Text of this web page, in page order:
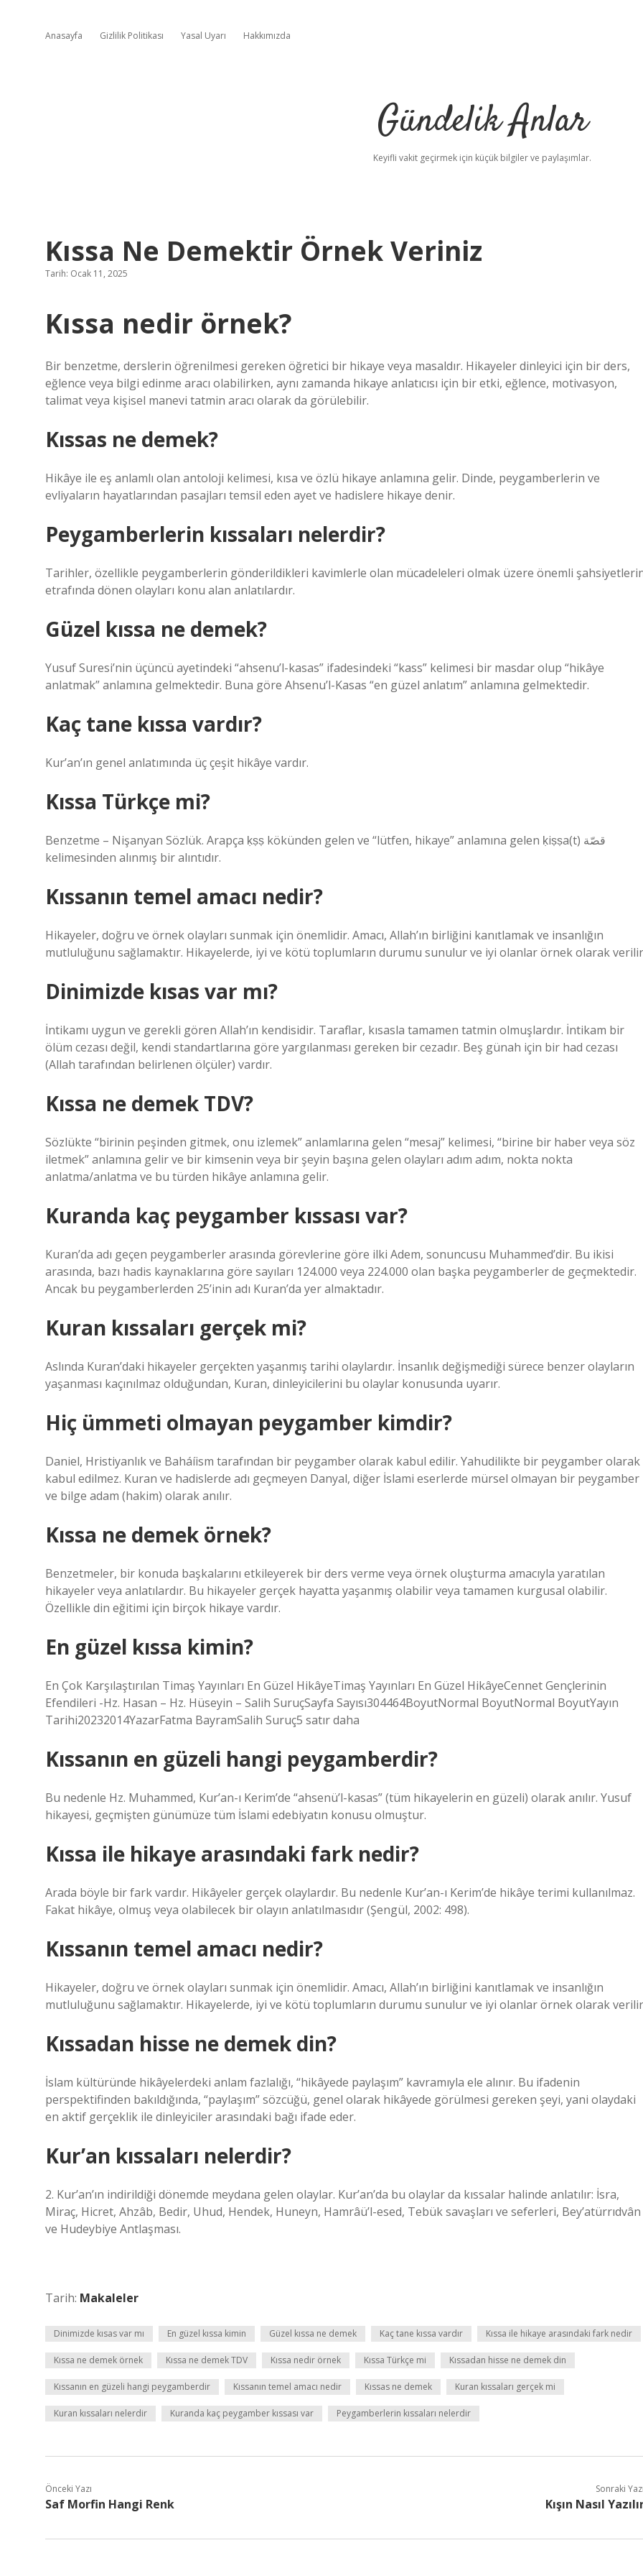
Anasayfa Gizlilik Politikası Yasal Uyarı Hakkımızda
Gündelik Anlar
Keyifli vakit geçirmek için küçük bilgiler ve paylaşımlar.
Kıssa Ne Demektir Örnek Veriniz
Tarih: Ocak 11, 2025
Kıssa nedir örnek?
Bir benzetme, derslerin öğrenilmesi gereken öğretici bir hikaye veya masaldır. Hikayeler dinleyici için bir ders,
eğlence veya bilgi edinme aracı olabilirken, aynı zamanda hikaye anlatıcısı için bir etki, eğlence, motivasyon,
talimat veya kişisel manevi tatmin aracı olarak da görülebilir.
Kıssas ne demek?
Hikâye ile eş anlamlı olan antoloji kelimesi, kısa ve özlü hikaye anlamına gelir. Dinde, peygamberlerin ve
evliyaların hayatlarından pasajları temsil eden ayet ve hadislere hikaye denir.
Peygamberlerin kıssaları nelerdir?
Tarihler, özellikle peygamberlerin gönderildikleri kavimlerle olan mücadeleleri olmak üzere önemli
etrafında dönen olayları konu alan anlatılardır.
Güzel kıssa ne demek?
Yusuf Suresi’nin üçüncü ayetindeki “ahsenu’l-kasas” ifadesindeki “kass” kelimesi bir masdar olup “hikâye
anlatmak” anlamına gelmektedir. Buna göre Ahsenu’l-Kasas “en güzel anlatım” anlamına gelmektedir.
Kaç tane kıssa vardır?
Kur’an’ın genel anlatımında üç çeşit hikâye vardır.
Kıssa Türkçe mi?
Benzetme – Nişanyan Sözlük. Arapça ḳṣṣ kökünden gelen ve “lütfen, hikaye” anlamına gelen ḳiṣṣa(t) قصّة
kelimesinden alınmış bir alıntıdır.
Kıssanın temel amacı nedir?
Hikayeler, doğru ve örnek olayları sunmak için önemlidir. Amacı, Allah’ın birliğini kanıtlamak ve insanlığın
mutluluğunu sağlamaktır. Hikayelerde, iyi ve kötü toplumların durumu sunulur ve iyi olanlar örnek olarak
Dinimizde kısas var mı?
İntikamı uygun ve gerekli gören Allah’ın kendisidir. Taraflar, kısasla tamamen tatmin olmuşlardır. İntikam bir
ölüm cezası değil, kendi standartlarına göre yargılanması gereken bir cezadır. Beş günah için bir had cezası
(Allah tarafından belirlenen ölçüler) vardır.
Kıssa ne demek TDV?
Sözlükte “birinin peşinden gitmek, onu izlemek” anlamlarına gelen “mesaj” kelimesi, “birine bir haber veya söz
iletmek” anlamına gelir ve bir kimsenin veya bir şeyin başına gelen olayları adım adım, nokta nokta
anlatma/anlatma ve bu türden hikâye anlamına gelir.
Kuranda kaç peygamber kıssası var?
Kuran’da adı geçen peygamberler arasında görevlerine göre ilki Adem, sonuncusu Muhammed’dir. Bu ikisi
arasında, bazı hadis kaynaklarına göre sayıları 124.000 veya 224.000 olan başka peygamberler de geçmektedir.
Ancak bu peygamberlerden 25’inin adı Kuran’da yer almaktadır.
Kuran kıssaları gerçek mi?
Aslında Kuran’daki hikayeler gerçekten yaşanmış tarihi olaylardır. İnsanlık değişmediği sürece benzer olayların
yaşanması kaçınılmaz olduğundan, Kuran, dinleyicilerini bu olaylar konusunda uyarır.
Hiç ümmeti olmayan peygamber kimdir?
Daniel, Hristiyanlık ve Baháíism tarafından bir peygamber olarak kabul edilir. Yahudilikte bir peygamber olarak
kabul edilmez. Kuran ve hadislerde adı geçmeyen Danyal, diğer İslami eserlerde mürsel olmayan bir peygamber
ve bilge adam (hakim) olarak anılır.
Kıssa ne demek örnek?
Benzetmeler, bir konuda başkalarını etkileyerek bir ders verme veya örnek oluşturma amacıyla yaratılan
hikayeler veya anlatılardır. Bu hikayeler gerçek hayatta yaşanmış olabilir veya tamamen kurgusal olabilir.
Özellikle din eğitimi için birçok hikaye vardır.
En güzel kıssa kimin?
En Çok Karşılaştırılan Timaş Yayınları En Güzel HikâyeTimaş Yayınları En Güzel HikâyeCennet Gençlerinin
Efendileri -Hz. Hasan – Hz. Hüseyin – Salih SuruçSayfa Sayısı304464BoyutNormal BoyutNormal BoyutYayın
Tarihi20232014YazarFatma BayramSalih Suruç5 satır daha
Kıssanın en güzeli hangi peygamberdir?
Bu nedenle Hz. Muhammed, Kur’an-ı Kerim’de “ahsenü’l-kasas” (tüm hikayelerin en güzeli) olarak anılır. Yusuf
hikayesi, geçmişten günümüze tüm İslami edebiyatın konusu olmuştur.
Kıssa ile hikaye arasındaki fark nedir?
Arada böyle bir fark vardır. Hikâyeler gerçek olaylardır. Bu nedenle Kur’an-ı Kerim’de hikâye terimi kullanılmaz.
Fakat hikâye, olmuş veya olabilecek bir olayın anlatılmasıdır (Şengül, 2002: 498).
Kıssanın temel amacı nedir?
Hikayeler, doğru ve örnek olayları sunmak için önemlidir. Amacı, Allah’ın birliğini kanıtlamak ve insanlığın
mutluluğunu sağlamaktır. Hikayelerde, iyi ve kötü toplumların durumu sunulur ve iyi olanlar örnek olarak
Kıssadan hisse ne demek din?
İslam kültüründe hikâyelerdeki anlam fazlalığı, “hikâyede paylaşım” kavramıyla ele alınır. Bu ifadenin
perspektifinden bakıldığında, “paylaşım” sözcüğü, genel olarak hikâyede görülmesi gereken şeyi, yani olaydaki
en aktif gerçeklik ile dinleyiciler arasındaki bağı ifade eder.
Kur’an kıssaları nelerdir?
2. Kur’an’ın indirildiği dönemde meydana gelen olaylar. Kur’an’da bu olaylar da kıssalar halinde anlatılır: İsra,
Miraç, Hicret, Ahzâb, Bedir, Uhud, Hendek, Huneyn, Hamrâü’l-esed, Tebük savaşları ve seferleri, Bey’atürrıdvân
ve Hudeybiye Antlaşması.
Tarih: Makaleler
Dinimizde kısas var mı En güzel kıssa kimin Güzel kıssa ne demek Kaç tane kıssa vardır Kıssa ile hikaye arasındaki fark nedir
Kıssa ne demek örnek Kıssa ne demek TDV Kıssa nedir örnek Kıssa Türkçe mi Kıssadan hisse ne demek din
Kıssanın en güzeli hangi peygamberdir Kıssanın temel amacı nedir Kıssas ne demek Kuran kıssaları gerçek mi
Kuran kıssaları nelerdir Kuranda kaç peygamber kıssası var Peygamberlerin kıssaları nelerdir
Önceki Yazı
Saf Morfin Hangi Renk
Sonraki Yazı
Kışın Nasıl